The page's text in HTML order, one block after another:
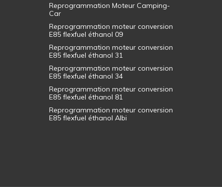
Reprogrammation Moteur Camping-
Car
Reprogrammation moteur conversion
E85 flexfuel éthanol 09
Reprogrammation moteur conversion
E85 flexfuel éthanol 31
Reprogrammation moteur conversion
E85 flexfuel éthanol 34
Reprogrammation moteur conversion
E85 flexfuel éthanol 81
Reprogrammation moteur conversion
E85 flexfuel éthanol Albi